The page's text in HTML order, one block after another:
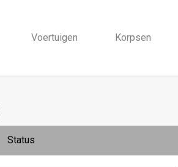
Voertuigen Korpsen
Status